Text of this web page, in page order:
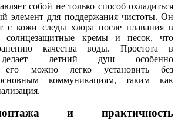
собой не только способ охладиться
элемент для поддержания чистоты. Он
с кожи следы хлора после плавания в
солнцезащитные кремы и песок, что
качества воды. Простота в
делает летний душ особенно
его можно легко установить без
коммуникациям, таким как
и практичность